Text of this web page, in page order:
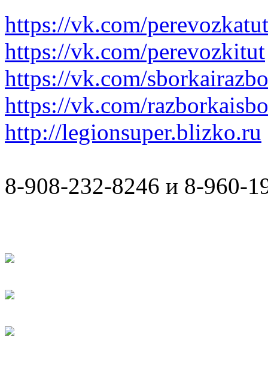
https://vk.com/perevozkatut
https://vk.com/perevozkitut
https://vk.com/
https://vk.com/
http://legionsuper.blizko.ru
8-908-232-8246 и 8-960-